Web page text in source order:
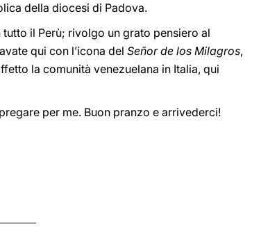
della diocesi di Padova.
tutto il Perù; rivolgo un grato pensiero al
qui con l’icona del Señor de los Milagros,
la comunità venezuelana in Italia, qui
per me. Buon pranzo e arrivederci!